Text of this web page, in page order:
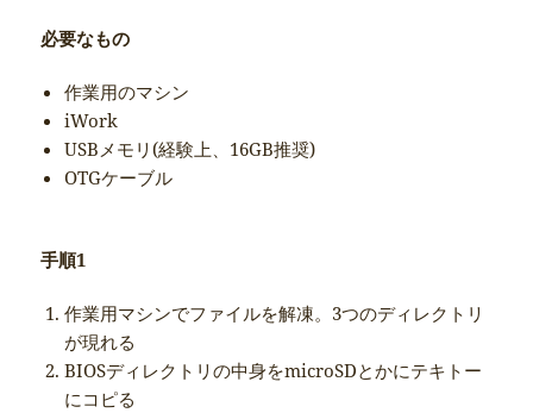
必要なもの
作業用のマシン
iWork
USBメモリ(経験上、16GB推奨)
OTGケーブル
手順1
作業用マシンでファイルを解凍。3つのディレクトリ
が現れる
BIOSディレクトリの中身をmicroSDとかにテキトー
にコピる